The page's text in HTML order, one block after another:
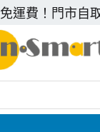
免運費！門市自